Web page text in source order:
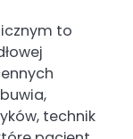
to
technik